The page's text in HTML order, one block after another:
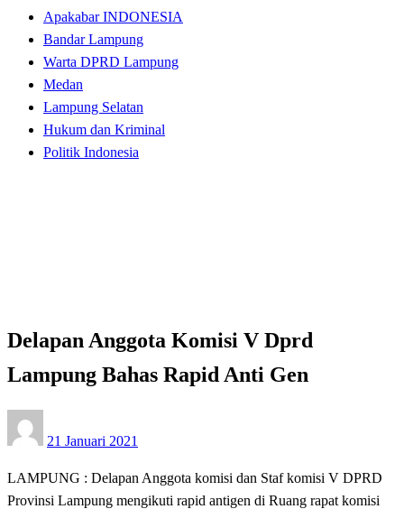
Apakabar INDONESIA
Bandar Lampung
Warta DPRD Lampung
Medan
Lampung Selatan
Hukum dan Kriminal
Politik Indonesia
Delapan Anggota Komisi V Dprd
Lampung Bahas Rapid Anti Gen
on
21 Januari 2021
LAMPUNG : Delapan Anggota komisi dan Staf komisi V DPRD
Provinsi Lampung mengikuti rapid antigen di Ruang rapat komisi